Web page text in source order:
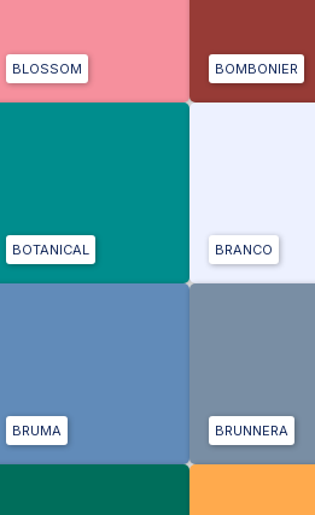
BLOSSOM BOMBONIER
BOTANICAL BRANCO
BRUMA BRUNNERA